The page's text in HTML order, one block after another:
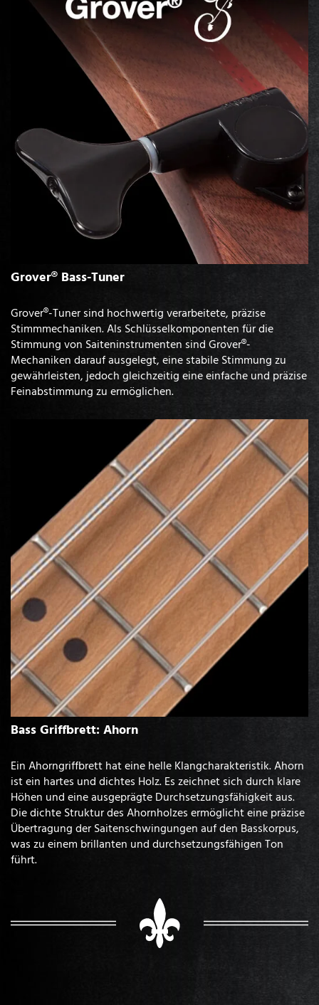
Grover® Bass-Tuner
Grover®-Tuner sind hochwertig verarbeitete, präzise
Stimmmechaniken. Als Schlüsselkomponenten für die
Stimmung von Saiteninstrumenten sind Grover®-
Mechaniken darauf ausgelegt, eine stabile Stimmung zu
gewährleisten, jedoch gleichzeitig eine einfache und präzise
Feinabstimmung zu ermöglichen.
Bass Griffbrett: Ahorn
Ein Ahorngriffbrett hat eine helle Klangcharakteristik. Ahorn
ist ein hartes und dichtes Holz. Es zeichnet sich durch klare
Höhen und eine ausgeprägte Durchsetzungsfähigkeit aus.
Die dichte Struktur des Ahornholzes ermöglicht eine präzise
Übertragung der Saitenschwingungen auf den Basskorpus,
was zu einem brillanten und durchsetzungsfähigen Ton
führt.